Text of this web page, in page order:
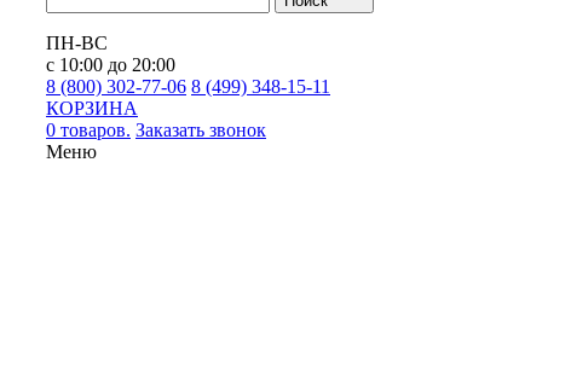
ПН-ВС
с 10:00 до 20:00
8 (800) 302-77-06 8 (499) 348-15-11
КОРЗИНА
0 товаров. Заказать звонок
Меню